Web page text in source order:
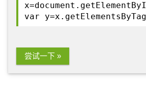
var
尝试一下 »